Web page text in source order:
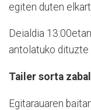
egiten duten
Deialdia
antolatuko dituzte
Tailer sorta
Egitarauaren